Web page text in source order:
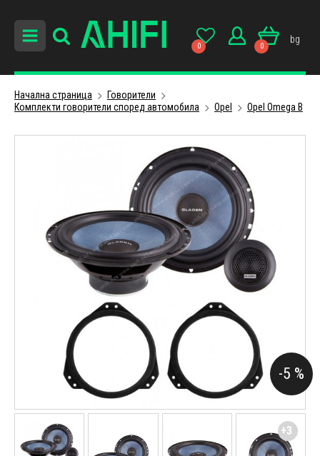
0 0
bg
Начална страница
Говорители
Комплекти говорители според автомобила
Opel Opel Omega B
-5 %
+3